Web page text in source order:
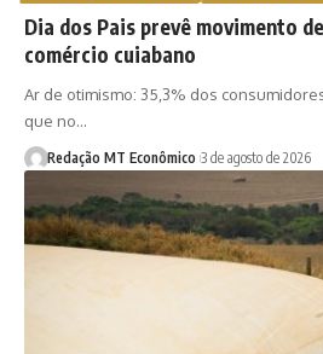
Dia dos Pais prevê movimento
comércio cuiabano
Ar de otimismo: 35,3% dos
que no…
Redação MT Econômico 3 de agosto de 2026